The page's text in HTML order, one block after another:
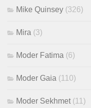
Mike Quinsey (326)
Mira (3)
Moder Fatima (6)
Moder Gaia (110)
Moder Sekhmet (11)